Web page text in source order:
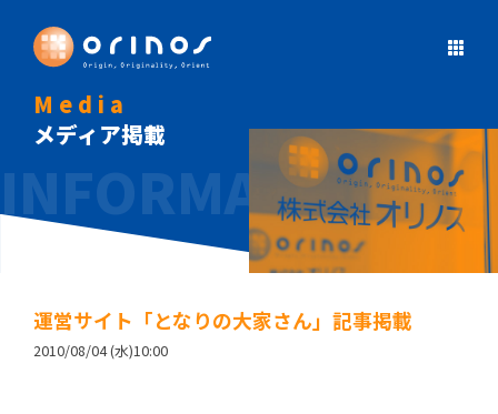
Media
メディア掲載
運営サイト「となりの大家さん」記事掲載
2010/08/04 (水)10:00